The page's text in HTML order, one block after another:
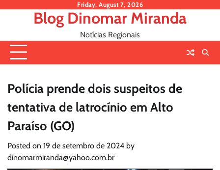
Friday, August 7, 2026
Blog Dinomar Miranda
Notícias Regionais
Polícia prende dois suspeitos de
tentativa de latrocínio em Alto
Paraíso (GO)
Posted on 19 de setembro de 2024 by
dinomarmiranda@yahoo.com.br